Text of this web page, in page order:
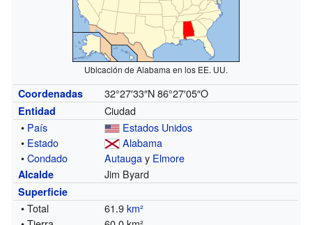
Ubicación de Alabama en los EE. UU.
Coordenadas 32°27′33″N 86°27′05″O
Entidad
Ciudad
• País
Estados Unidos
• Estado
Alabama
•Condado Autaugay Elmore
Alcalde Jim Byard
Superficie
• Total 61.9km²